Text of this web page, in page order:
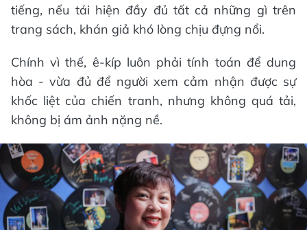
tiếng, nếu tái hiện đầy đủ tất cả những gì trên
trang sách, khán giả khó lòng chịu đựng nổi.
Chính vì thế, ê-kíp luôn phải tính toán để dung
hòa - vừa đủ để người xem cảm nhận được sự
khốc liệt của chiến tranh, nhưng không quá tải,
không bị ám ảnh nặng nề.